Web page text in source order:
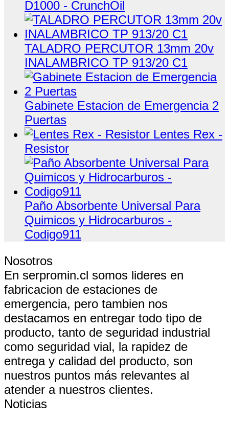
D1000 - CrunchOil
TALADRO PERCUTOR 13mm 20v
INALAMBRICO TP 913/20 C1
Gabinete Estacion de Emergencia 2
Puertas
Lentes Rex -
Resistor
Paño Absorbente Universal Para
Quimicos y Hidrocarburos -
Codigo911
Nosotros
En serpromin.cl somos lideres en
fabricacion de estaciones de
emergencia, pero tambien nos
destacamos en entregar todo tipo de
producto, tanto de seguridad industrial
como seguridad vial, la rapidez de
entrega y calidad del producto, son
nuestros puntos más relevantes al
atender a nuestros clientes.
Noticias